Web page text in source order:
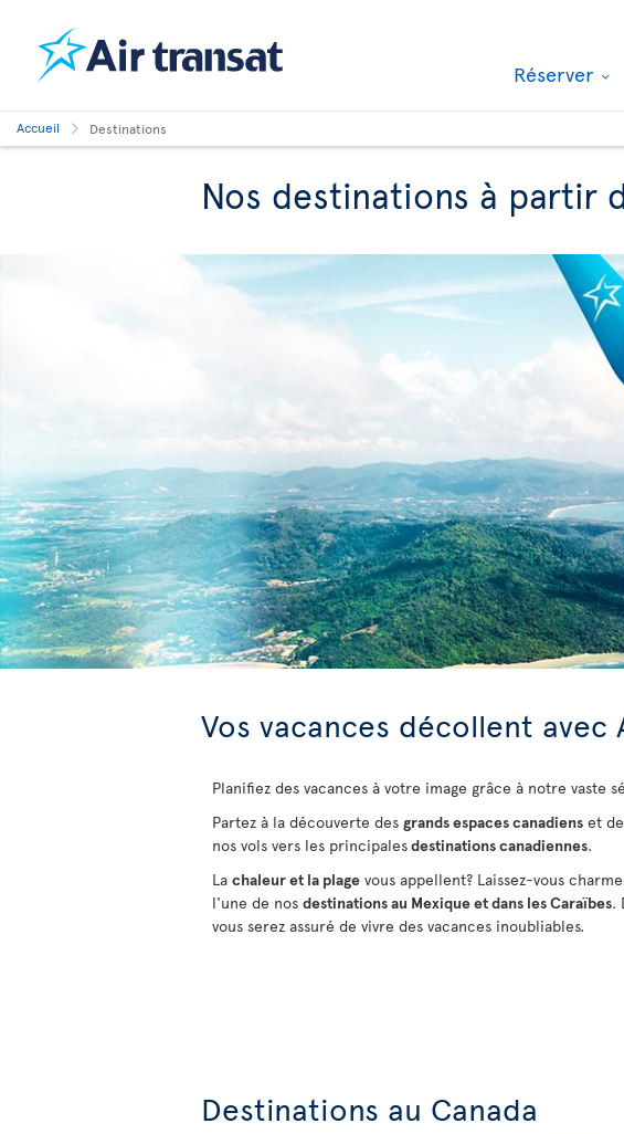
Réserver
Accueil Destinations
Nos destinations à partir
Vos vacances décollent avec
Planifiez des vacances à votre image grâce à notre vaste
Partez à la découverte des grands espaces canadiens et
nos vols vers les principalesdestinations canadiennes.
La chaleur et la plage vous appellent? Laissez-vous
l'une de nos destinations au Mexique et dans les Caraïbes.
vous serez assuré de vivre des vacances inoubliables.
Destinations au Canada